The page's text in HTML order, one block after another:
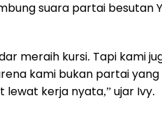
suara partai besutan
meraih kursi. Tapi kami
kami bukan partai
kerja nyata,” ujar Ivy.